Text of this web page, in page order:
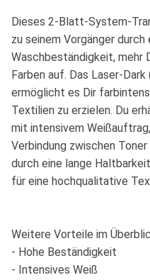
Dieses 2-Blatt-System-
zu seinem Vorgänger durch
Waschbeständigkeit, mehr
Farben auf. Das Laser-
ermöglicht es Dir
Textilien zu erzielen. Du
mit intensivem
Verbindung zwischen
durch eine lange
für eine hochqualitative
Weitere Vorteile im
- Hohe Beständigkeit
- Intensives Weiß